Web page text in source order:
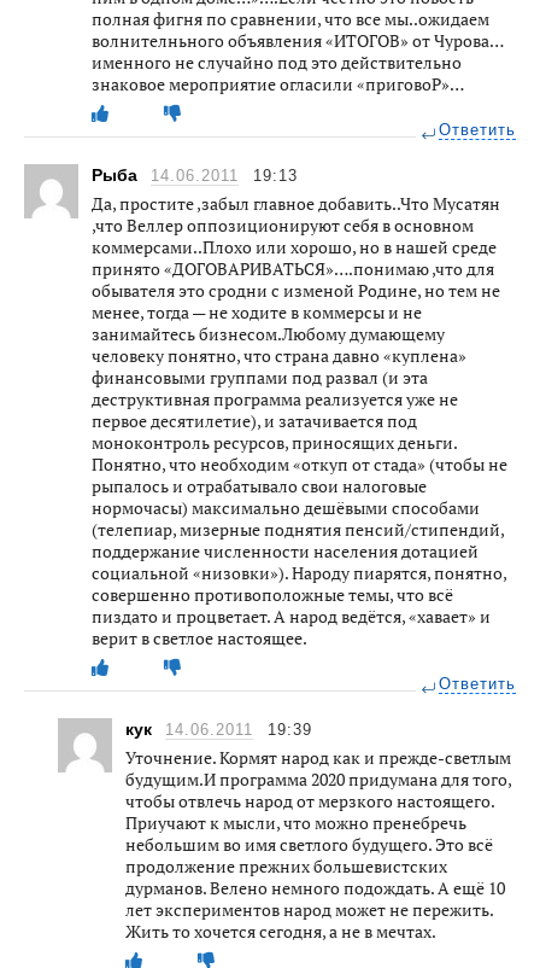
полная фигня по сравнении, что все мы..ожидаем
волнителньного объявления «ИТОГОВ» от Чурова…
именного не случайно под это действительно
знаковое мероприятие огласили «приговоР»…
Ответить
Рыба 14.06.2011 19:13
Да, простите ,забыл главное добавить..Что Мусатян
,что Веллер оппозиционируют себя в основном
коммерсами..Плохо или хорошо, но в нашей среде
принято «ДОГОВАРИВАТЬСЯ»….понимаю ,что для
обывателя это сродни с изменой Родине, но тем не
менее, тогда — не ходите в коммерсы и не
занимайтесь бизнесом.Любому думающему
человеку понятно, что страна давно «куплена»
финансовыми группами под развал (и эта
деструктивная программа реализуется уже не
первое десятилетие), и затачивается под
моноконтроль ресурсов, приносящих деньги.
Понятно, что необходим «откуп от стада» (чтобы не
рыпалось и отрабатывало свои налоговые
нормочасы) максимально дешёвыми способами
(телепиар, мизерные поднятия пенсий/стипендий,
поддержание численности населения дотацией
социальной «низовки»). Народу пиарятся, понятно,
совершенно противоположные темы, что всё
пиздато и процветает. А народ ведётся, «хавает» и
верит в светлое настоящее.
Ответить
кук 14.06.2011 19:39
Уточнение. Кормят народ как и прежде-светлым
будущим.И программа 2020 придумана для того,
чтобы отвлечь народ от мерзкого настоящего.
Приучают к мысли, что можно пренебречь
небольшим во имя светлого будущего. Это всё
продолжение прежних большевистских
дурманов. Велено немного подождать. А ещё 10
лет экспериментов народ может не пережить.
Жить то хочется сегодня, а не в мечтах.